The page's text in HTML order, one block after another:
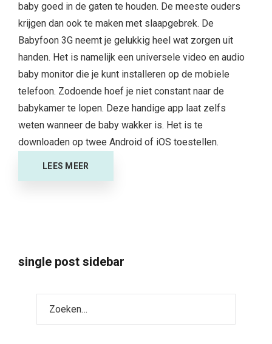
baby goed in de gaten te houden. De meeste ouders
krijgen dan ook te maken met slaapgebrek. De
Babyfoon 3G neemt je gelukkig heel wat zorgen uit
handen. Het is namelijk een universele video en audio
baby monitor die je kunt installeren op de mobiele
telefoon. Zodoende hoef je niet constant naar de
babykamer te lopen. Deze handige app laat zelfs
weten wanneer de baby wakker is. Het is te
downloaden op twee Android of iOS toestellen.
LEES MEER
single post sidebar